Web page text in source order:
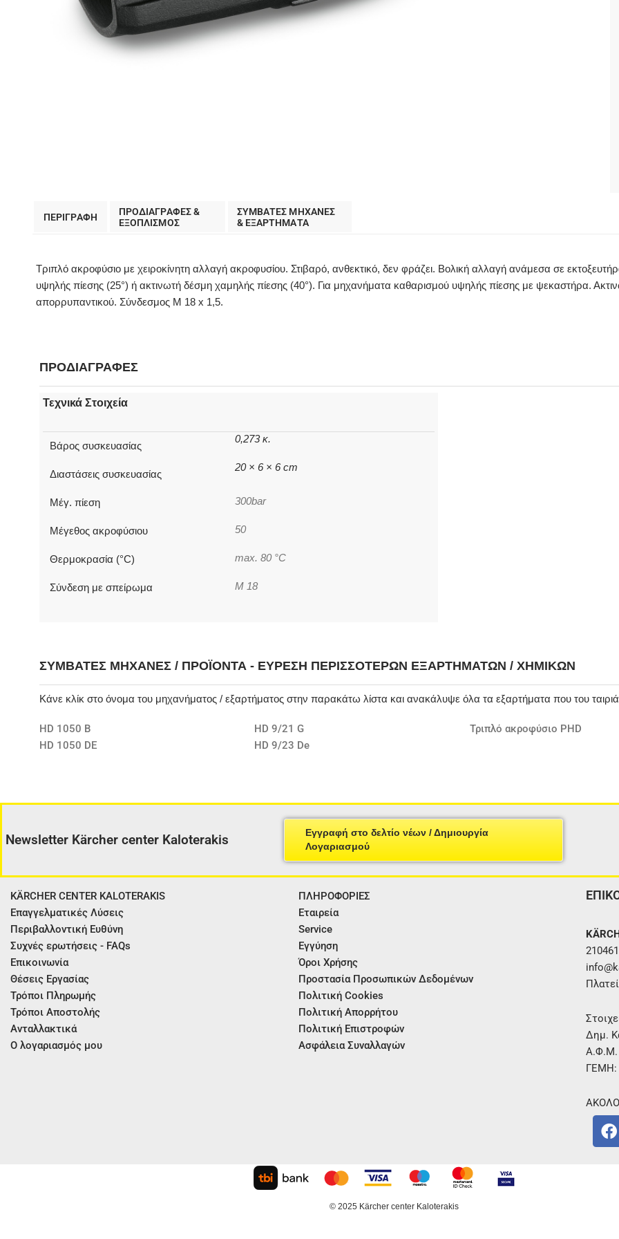
ΠΕΡΙΓΡΑΦΗ
ΠΡΟΔΙΑΓΡΑΦΕΣ &
EΞΟΠΛΙΣΜΟΣ
ΣΥΜΒΑΤΕΣ ΜΗΧΑΝΕΣ
& ΕΞΑΡΤΗΜΑΤΑ
Τριπλό ακροφύσιο με χειροκίνητη αλλαγή ακροφυσίου. Στιβαρό, ανθεκτικό, δεν φράζει. Βολική αλλαγή ανάμεσα σε
υψηλής πίεσης (25°) ή ακτινωτή δέσμη χαμηλής πίεσης (40°). Για μηχανήματα καθαρισμού υψηλής πίεσης με ψεκαστήρα.
απορρυπαντικού. Σύνδεσμος M 18 x 1,5.
ΠΡΟΔΙΑΓΡΑΦΕΣ
Τεχνικά Στοιχεία
Βάρος συσκευασίας
0,273 κ.
Διαστάσεις συσκευασίας
20 × 6 × 6 cm
Μέγ. πίεση 300bar
Μέγεθος ακροφύσιου 50
Θερμοκρασία (°C) max. 80 °C
Σύνδεση με σπείρωμα M 18
ΣΥΜΒΑΤΈΣ ΜΗΧΑΝΈΣ / ΠΡΟΪΌΝΤΑ - ΕΎΡΕΣΗ ΠΕΡΙΣΣΌΤΕΡΩΝ ΕΞΑΡΤΗΜΆΤΩΝ / ΧΗΜΙΚΏΝ
Κάνε κλίκ στο όνομα του μηχανήματος / εξαρτήματος στην παρακάτω λίστα και ανακάλυψε όλα τα εξαρτήματα που του
HD 1050 B
HD 1050 DE
HD 9/21 G
HD 9/23 De
Τριπλό ακροφύσιο PHD
Newsletter Kärcher center Kaloterakis
Εγγραφή στο δελτίο νέων / Δημιουργία
Λογαριασμού
KÄRCHER CENTER KALOTERAKIS
Επαγγελματικές Λύσεις
Περιβαλλοντική Ευθύνη
Συχνές ερωτήσεις - FAQs
Επικοινωνία
Θέσεις Εργασίας
Τρόποι Πληρωμής
Τρόποι Αποστολής
Ανταλλακτικά
Ο λογαριασμός μου
ΠΛΗΡΟΦΟΡΙΕΣ
Εταιρεία
Service
Εγγύηση
Όροι Χρήσης
Προστασία Προσωπικών Δεδομένων
Πολιτική Cookies
Πολιτική Απορρήτου
Πολιτική Επιστροφών
Ασφάλεια Συναλλαγών
Δημ.
Α.Φ.Μ.
ΓΕΜΗ:
F
a
© 2025 Kärcher center Kaloterakis